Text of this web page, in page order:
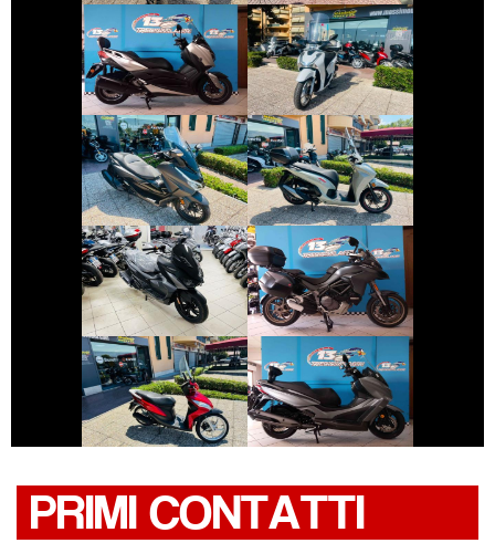
YAMAHA XMAX HONDA SH
HONDA FORZA-
350
€ 4.790 €
HONDA SH
€ 4.490 €
SYM JET
€ 2.590 €
DUCATI
MULTISTRADA
€ 11.690 €
HONDA VISION
€ 1.590 €
KYMCO X-TOWN
€ 3.390 €
PRIMI CONTATTI